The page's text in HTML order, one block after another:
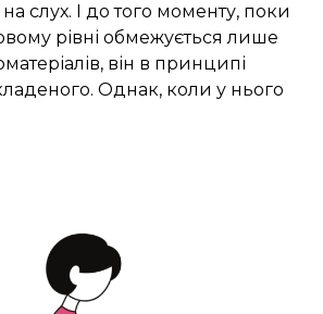
слух. І до того моменту, поки
рівні обмежується лише
він в принципі
Однак, коли у нього